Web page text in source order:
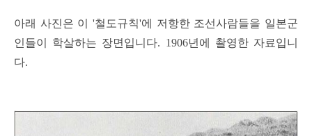
아래 사진은 이 '철도규칙'에 저항한 조선사람들을 일본군
인들이 학살하는 장면입니다. 1906년에 촬영한 자료입니
다.